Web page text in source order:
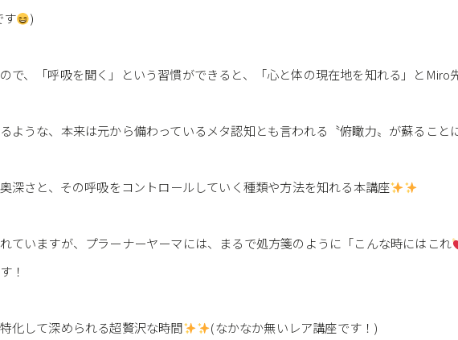
す
)
で、「呼吸を聞く」という習慣ができると、「心と体の現在地を知れる」とMiro
ような、本来は元から備わっているメタ認知とも言われる〝俯瞰力〟が蘇ること
深さと、その呼吸をコントロールしていく種類や方法を知れる本講座
ていますが、プラーナーヤーマには、まるで処方箋のように「こんな時にはこれ
！
化して深められる超贅沢な時間
(なかなか無いレア講座です！)